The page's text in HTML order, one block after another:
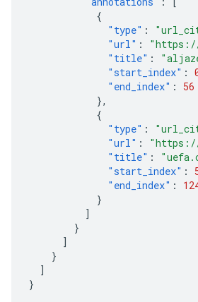
{
"type" :
"url" :
"https://
"title" :
"start_index" :
"end_index" :
56
},
{
"type" :
"url" :
"https://
"title" :
"start_index" :
"end_index" :
}
]
}
]
}
]
}